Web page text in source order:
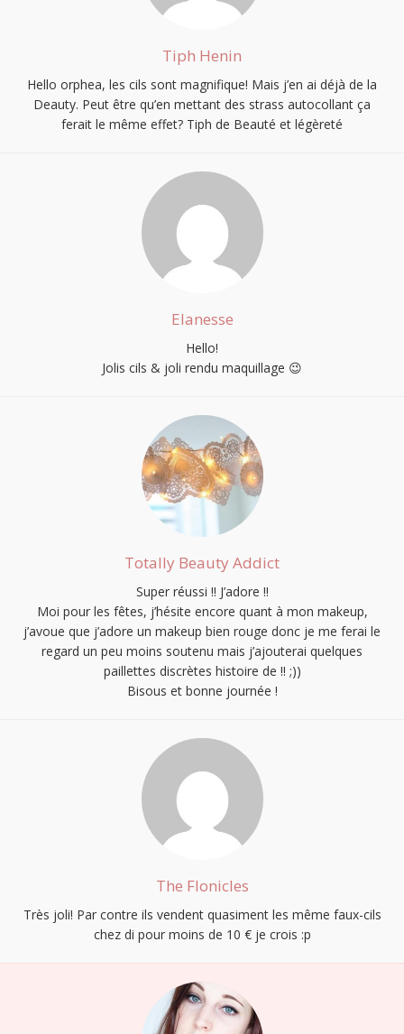
S'INSCRIRE
Tiph Henin
Hello orphea, les cils sont magnifique! Mais j’en ai déjà de la
Deauty. Peut être qu’en mettant des strass autocollant ça
ferait le même effet? Tiph de Beauté et légèreté
Elanesse
Hello!
Jolis cils & joli rendu maquillage 😉
Totally Beauty Addict
Super réussi !! J’adore !!
Moi pour les fêtes, j’hésite encore quant à mon makeup,
j’avoue que j’adore un makeup bien rouge donc je me ferai le
regard un peu moins soutenu mais j’ajouterai quelques
paillettes discrètes histoire de !! ;))
Bisous et bonne journée !
The Flonicles
Très joli! Par contre ils vendent quasiment les même faux-cils
chez di pour moins de 10 € je crois :p